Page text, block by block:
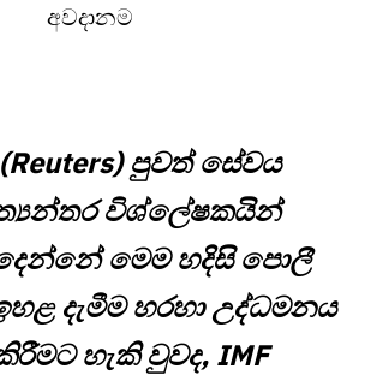
අවදානම
පුවත් සේවය
විශ්ලේෂකයින්
මෙම හදිසි පොලී
දැමීම හරහා උද්ධමනය
හැකි වුවද, IMF